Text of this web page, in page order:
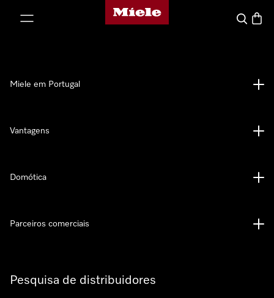
Página principal da Miele
Pesquisa
Pesquisa de distribuidores
Miele em Portugal
Vantagens
Domótica
Parceiros comerciais